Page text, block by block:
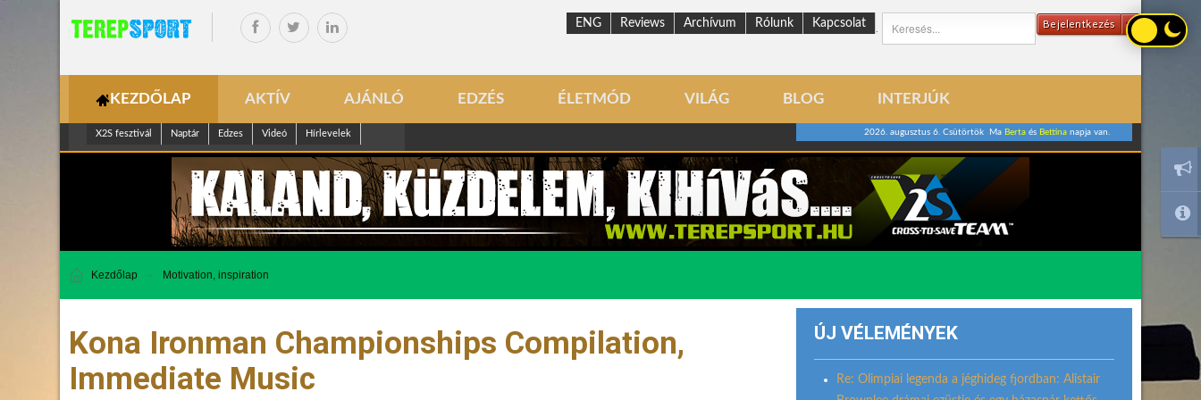
Bejelentkezés
ENG Reviews Archívum Rólunk Kapcsolat
KEZDŐLAP AKTÍV AJÁNLÓ EDZÉS ÉLETMÓD VILÁG BLOG INTERJÚK
X2S fesztivál Naptár Edzes Videó Hírlevelek 2026. augusztus 6. Csütörtök Ma Bertaés Bettinanapja van.
Kezdőlap Motivation, inspiration
Kona Ironman Championships Compilation,
Immediate Music
ÚJ VÉLEMÉNYEK
Re: Olimpiai legenda a jéghideg fjordban: Alistair